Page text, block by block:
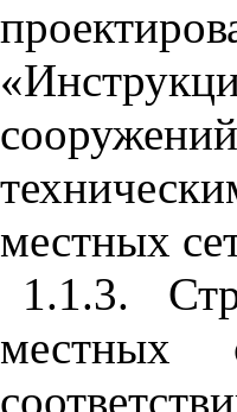
местных
1.1.3.
местных